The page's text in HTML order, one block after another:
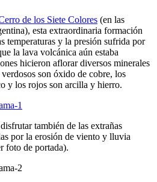
de los Siete Colores (en las
esta extraordinaria formación
temperaturas y la presión sufrida por
la lava volcánica aún estaba
hicieron aflorar diversos minerales
son óxido de cobre, los
y los rojos son arcilla y hierro.
también de las extrañas
por la erosión de viento y lluvia
foto de portada).